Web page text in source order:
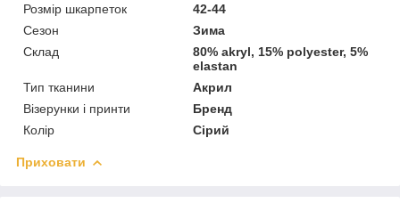
Розмір шкарпеток
42-44
Сезон
Зима
Склад
80% akryl, 15% polyester, 5%
elastan
Тип тканини
Акрил
Візерунки і принти
Бренд
Колір
Сірий
Приховати